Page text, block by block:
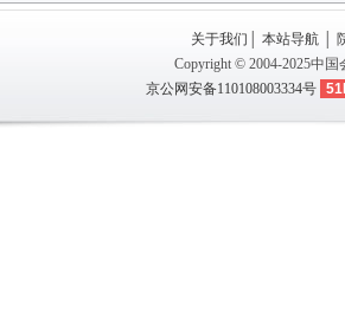
关于我们 本站导航│
Copyright © 2004-2025中国
京公网安备110108003334号